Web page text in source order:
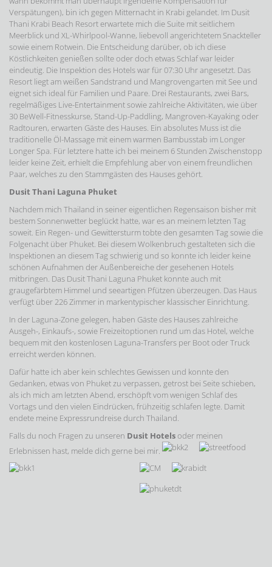
Verspätungen), bin ich gegen Mitternacht in Krabi gelandet. Im Dusit
Thani Krabi Beach Resort erwartete mich die Suite mit seitlichem
Meerblick und XL-Whirlpool-Wanne, liebevoll angerichtetem Snackteller
sowie einem Rotwein. Die Entscheidung darüber, ob ich diese
Köstlichkeiten genießen sollte oder doch etwas Schlaf war leider
eindeutig. Die Inspektion des Hotels war für 07:30 Uhr angesetzt. Das
Resort liegt am weißen Sandstrand und Mangrovengarten mit See und
eignet sich ideal für Familien und Paare. Drei Restaurants, zwei Bars,
regelmäßiges Live-Entertainment sowie zahlreiche Aktivitäten, wie über
30 BeWell-Fitnesskurse, Stand-Up-Paddling, Mangroven-Kayaking oder
Radtouren, erwarten Gäste des Hauses. Ein absolutes Muss ist die
traditionelle Öl-Massage mit einem warmen Bambusstab im Longer
Longer Spa. Für letztere hatte ich bei meinem 6 Stunden Zwischenstopp
leider keine Zeit, erhielt die Empfehlung aber von einem freundlichen
Paar, welches zu den Stammgästen des Hauses gehört.
Dusit Thani Laguna Phuket
Nachdem mich Thailand in seiner eigentlichen Regensaison bisher mit
bestem Sonnenwetter beglückt hatte, war es an meinem letzten Tag
soweit. Ein Regen- und Gewittersturm tobte den gesamten Tag sowie die
Folgenacht über Phuket. Bei diesem Wolkenbruch gestalteten sich die
Inspektionen an diesem Tag schwierig und so konnte ich leider keine
schönen Aufnahmen der Außenbereiche der gesehenen Hotels
mitbringen. Das Dusit Thani Laguna Phuket konnte auch mit
graugefärbtem Himmel und seeartigen Pfützen überzeugen. Das Haus
verfügt über 226 Zimmer in markentypischer klassischer Einrichtung.
In der Laguna-Zone gelegen, haben Gäste des Hauses zahlreiche
Ausgeh-, Einkaufs-, sowie Freizeitoptionen rund um das Hotel, welche
bequem mit den kostenlosen Laguna-Transfers per Boot oder Truck
erreicht werden können.
Dafür hatte ich aber kein schlechtes Gewissen und konnte den
Gedanken, etwas von Phuket zu verpassen, getrost bei Seite schieben,
als ich mich am letzten Abend, erschöpft vom wenigen Schlaf des
Vortags und den vielen Eindrücken, frühzeitig schlafen legte. Damit
endete meine Expressrundreise durch Thailand.
Falls du noch Fragen zu unseren Dusit Hotels oder meinen
Erlebnissen hast, melde dich gerne bei mir.